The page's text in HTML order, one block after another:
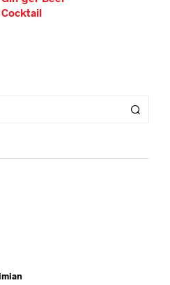
Cocktail